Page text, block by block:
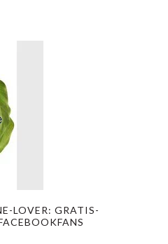
LOVER: GRATIS-